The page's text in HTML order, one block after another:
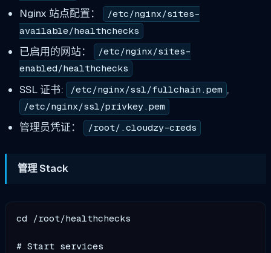
Nginx 站点配置：
/etc/nginx/sites-
available/healthchecks
已启用的网站：
/etc/nginx/sites-
enabled/healthchecks
SSL 证书: /etc/nginx/ssl/fullchain.pem ,
/etc/nginx/ssl/privkey.pem
管理员凭证： /root/.cloudzy-creds
管理 Stack
cd /root/healthchecks
# Start services